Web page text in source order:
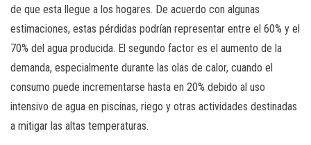
de que esta llegue a los hogares. De acuerdo con algunas
estimaciones, estas pérdidas podrían representar entre el 60% y el
70% del agua producida. El segundo factor es el aumento de la
demanda, especialmente durante las olas de calor, cuando el
consumo puede incrementarse hasta en 20% debido al uso
intensivo de agua en piscinas, riego y otras actividades destinadas
a mitigar las altas temperaturas.